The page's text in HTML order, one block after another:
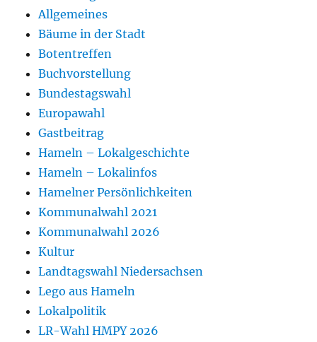
Allgemeines
Bäume in der Stadt
Botentreffen
Buchvorstellung
Bundestagswahl
Europawahl
Gastbeitrag
Hameln – Lokalgeschichte
Hameln – Lokalinfos
Hamelner Persönlichkeiten
Kommunalwahl 2021
Kommunalwahl 2026
Kultur
Landtagswahl Niedersachsen
Lego aus Hameln
Lokalpolitik
LR-Wahl HMPY 2026